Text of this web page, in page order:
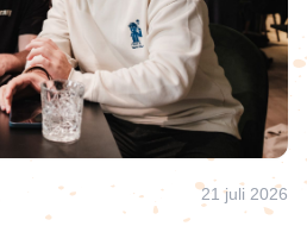
21 juli 2026